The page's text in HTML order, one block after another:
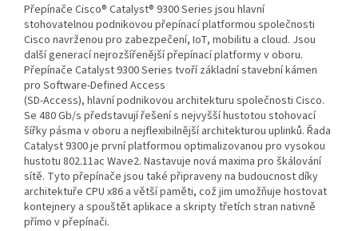
Přepínače Cisco® Catalyst® 9300 Series jsou hlavní
stohovatelnou podnikovou přepínací platformou společnosti
Cisco navrženou pro zabezpečení, IoT, mobilitu a cloud. Jsou
další generací nejrozšířenější přepínací platformy v oboru.
Přepínače Catalyst 9300 Series tvoří základní stavební kámen
pro Software-Defined Access
(SD-Access), hlavní podnikovou architekturu společnosti Cisco.
Se 480 Gb/s představují řešení s nejvyšší hustotou stohovací
šířky pásma v oboru a nejflexibilnější architekturou uplinků. Řada
Catalyst 9300 je první platformou optimalizovanou pro vysokou
hustotu 802.11ac Wave2. Nastavuje nová maxima pro škálování
sítě. Tyto přepínače jsou také připraveny na budoucnost díky
architektuře CPU x86 a větší paměti, což jim umožňuje hostovat
kontejnery a spouštět aplikace a skripty třetích stran nativně
přímo v přepínači.